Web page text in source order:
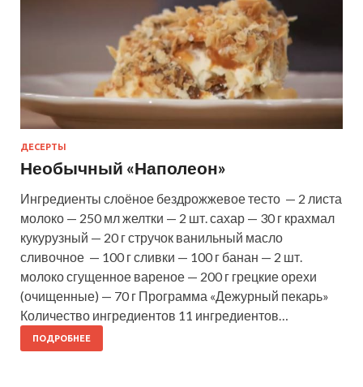
ДЕСЕРТЫ
Необычный «Наполеон»
Ингредиенты слоёное бездрожжевое тесто — 2 листа
молоко — 250 мл желтки — 2 шт. сахар — 30 г крахмал
кукурузный — 20 г стручок ванильный масло
сливочное — 100 г сливки — 100 г банан — 2 шт.
молоко сгущенное вареное — 200 г грецкие орехи
(очищенные) — 70 г Программа «Дежурный пекарь»
Количество ингредиентов 11 ингредиентов…
ПОДРОБНЕЕ